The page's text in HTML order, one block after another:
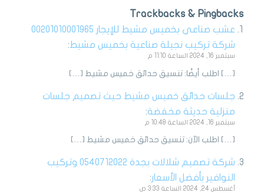
Trackbacks & Pingbacks
عشب صناعي بخميس مشيط للإيجار 00201010001965
شركة تركيب نجيلة صناعية بخميس مشيط :
سبتمبر 16, 2024 الساعة 11:10 م
[…] اطلب أيضًا: تنسيق حدائق خميس مشيط […]
جلسات حدائق خميس مشيط حيث تصميم جلسات
منزلية حديثة مخفضة:
سبتمبر 16, 2024 الساعة 10:48 م
[…] اطلب الآن: تنسيق حدائق خميس مشيط […]
شركة تصميم شلالات بجدة 0540712022 وتركيب
النوافير بأفضل الأسعار:
أغسطس 24, 2024 الساعة 3:33 ص